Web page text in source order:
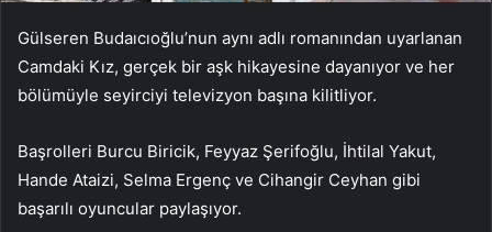
Gülseren Budaıcıoğlu’nun aynı adlı romanından uyarlanan
Camdaki Kız, gerçek bir aşk hikayesine dayanıyor ve her
bölümüyle seyirciyi televizyon başına kilitliyor.
Başrolleri Burcu Biricik, Feyyaz Şerifoğlu, İhtilal Yakut,
Hande Ataizi, Selma Ergenç ve Cihangir Ceyhan gibi
başarılı oyuncular paylaşıyor.